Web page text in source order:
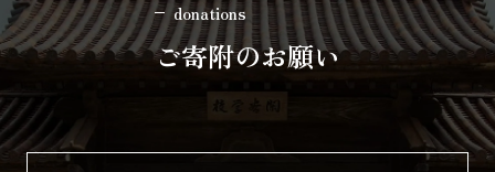
donations
ご寄附のお願い